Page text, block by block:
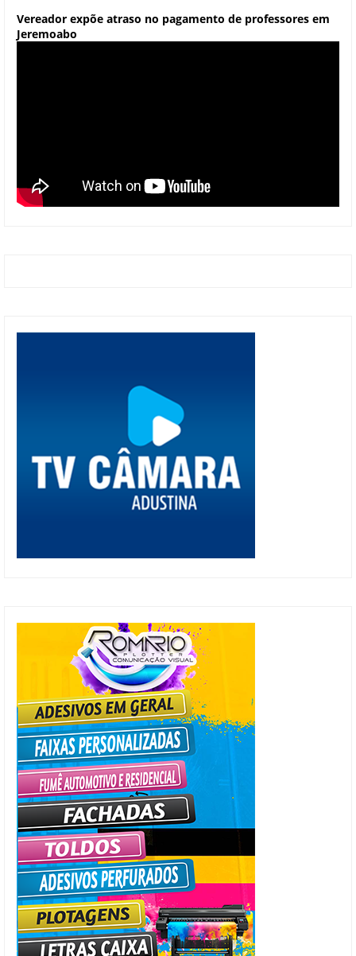
Vereador expõe atraso no pagamento de professores em
Jeremoabo